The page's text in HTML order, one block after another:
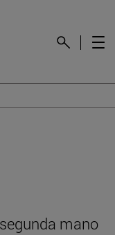
mano